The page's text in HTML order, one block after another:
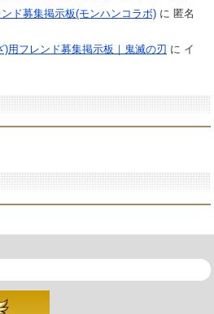
ド募集掲示板(モンハンコラボ)に 匿名
)用フレンド募集掲示板｜鬼滅の刃 に イ